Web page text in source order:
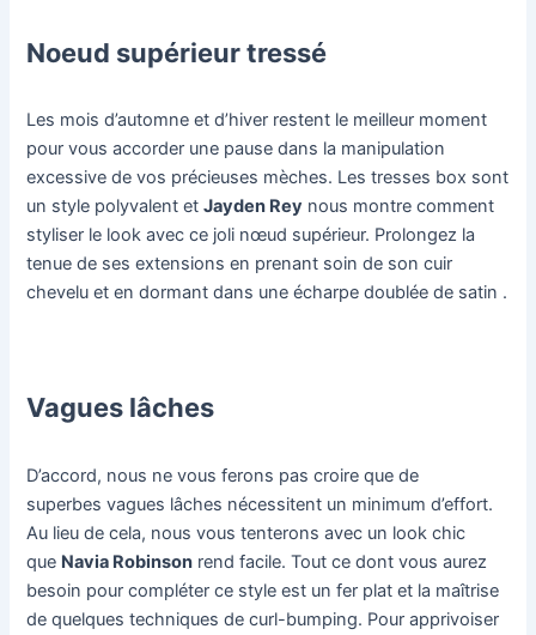
Noeud supérieur tressé
Les mois d’automne et d’hiver restent le meilleur moment
pour vous accorder une pause dans la manipulation
excessive de vos précieuses mèches. Les tresses box sont
un style polyvalent etJayden Rey nous montre comment
styliser le look avec ce joli nœud supérieur. Prolongez la
tenue de ses extensions en prenant soin de son cuir
chevelu et en dormant dans une écharpe doublée de satin .
Vagues lâches
D’accord, nous ne vous ferons pas croire que de
superbes vagues lâches nécessitent un minimum d’effort.
Au lieu de cela, nous vous tenterons avec un look chic
que Navia Robinson rend facile. Tout ce dont vous aurez
besoin pour compléter ce style est un fer plat et la maîtrise
de quelques techniques de curl-bumping. Pour apprivoiser